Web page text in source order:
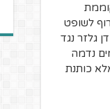
לשופט
גלזר נגד
נדמה
כותנת